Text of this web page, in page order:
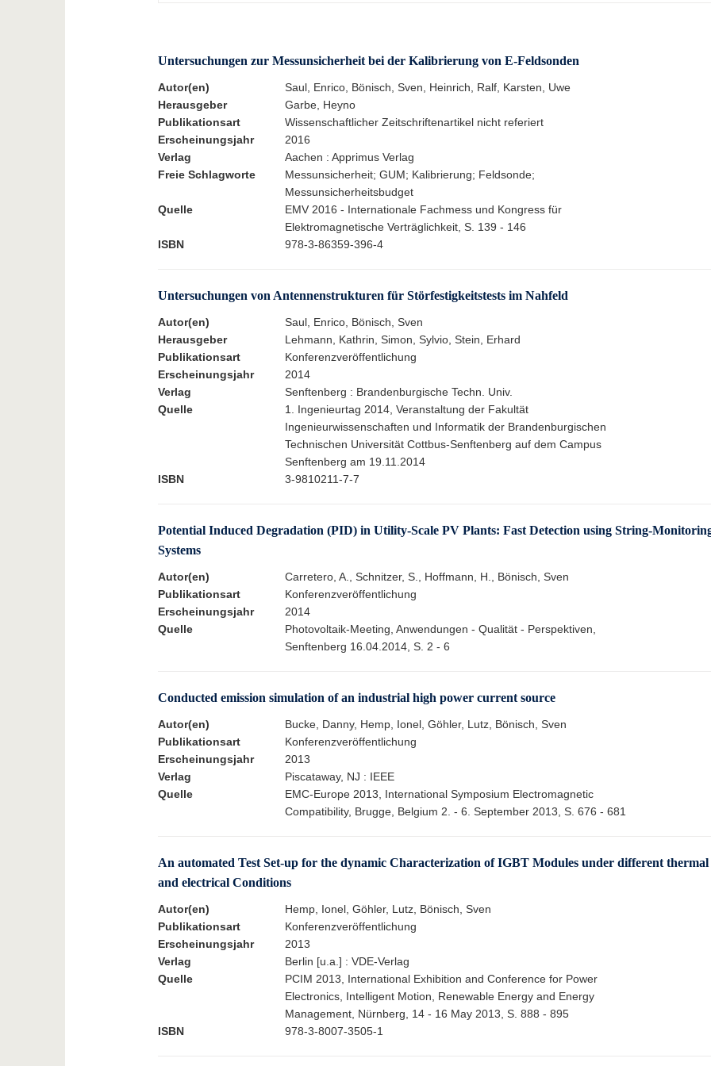
Untersuchungen zur Messunsicherheit bei der Kalibrierung von E-Feldsonden
Autor(en)
Saul, Enrico, Bönisch, Sven, Heinrich, Ralf, Karsten, Uwe
Herausgeber
Garbe, Heyno
Publikationsart
Wissenschaftlicher Zeitschriftenartikel nicht referiert
Erscheinungsjahr
2016
Verlag
Aachen : Apprimus Verlag
Freie Schlagworte
Messunsicherheit; GUM; Kalibrierung; Feldsonde;
Messunsicherheitsbudget
Quelle
EMV 2016 - Internationale Fachmess und Kongress für
Elektromagnetische Verträglichkeit, S. 139 - 146
ISBN
978-3-86359-396-4
Untersuchungen von Antennenstrukturen für Störfestigkeitstests im Nahfeld
Autor(en)
Saul, Enrico, Bönisch, Sven
Herausgeber
Lehmann, Kathrin, Simon, Sylvio, Stein, Erhard
Publikationsart
Konferenzveröffentlichung
Erscheinungsjahr
2014
Verlag
Senftenberg : Brandenburgische Techn. Univ.
Quelle
1. Ingenieurtag 2014, Veranstaltung der Fakultät
Ingenieurwissenschaften und Informatik der Brandenburgischen
Technischen Universität Cottbus-Senftenberg auf dem Campus
Senftenberg am 19.11.2014
ISBN
3-9810211-7-7
Potential Induced Degradation (PID) in Utility-Scale PV Plants: Fast Detection using String-
Systems
Autor(en)
Carretero, A., Schnitzer, S., Hoffmann, H., Bönisch, Sven
Publikationsart
Konferenzveröffentlichung
Erscheinungsjahr
2014
Quelle
Photovoltaik-Meeting, Anwendungen - Qualität - Perspektiven,
Senftenberg 16.04.2014, S. 2 - 6
Conducted emission simulation of an industrial high power current source
Autor(en)
Bucke, Danny, Hemp, Ionel, Göhler, Lutz, Bönisch, Sven
Publikationsart
Konferenzveröffentlichung
Erscheinungsjahr
2013
Verlag
Piscataway, NJ : IEEE
Quelle
EMC-Europe 2013, International Symposium Electromagnetic
Compatibility, Brugge, Belgium 2. - 6. September 2013, S. 676 - 681
An automated Test Set-up for the dynamic Characterization of IGBT Modules under different thermal
and electrical Conditions
Autor(en)
Hemp, Ionel, Göhler, Lutz, Bönisch, Sven
Publikationsart
Konferenzveröffentlichung
Erscheinungsjahr
2013
Verlag
Berlin [u.a.] : VDE-Verlag
Quelle
PCIM 2013, International Exhibition and Conference for Power
Electronics, Intelligent Motion, Renewable Energy and Energy
Management, Nürnberg, 14 - 16 May 2013, S. 888 - 895
ISBN
978-3-8007-3505-1